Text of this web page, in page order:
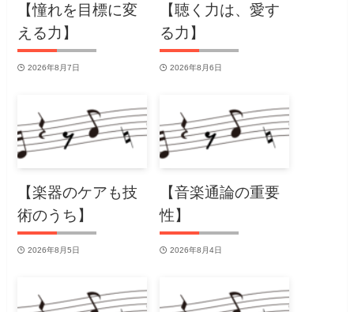
【憧れを目標に変
える力】
2026年8月7日
【聴く力は、愛す
る力】
2026年8月6日
【楽器のケアも技
術のうち】
2026年8月5日
【音楽通論の重要
性】
2026年8月4日